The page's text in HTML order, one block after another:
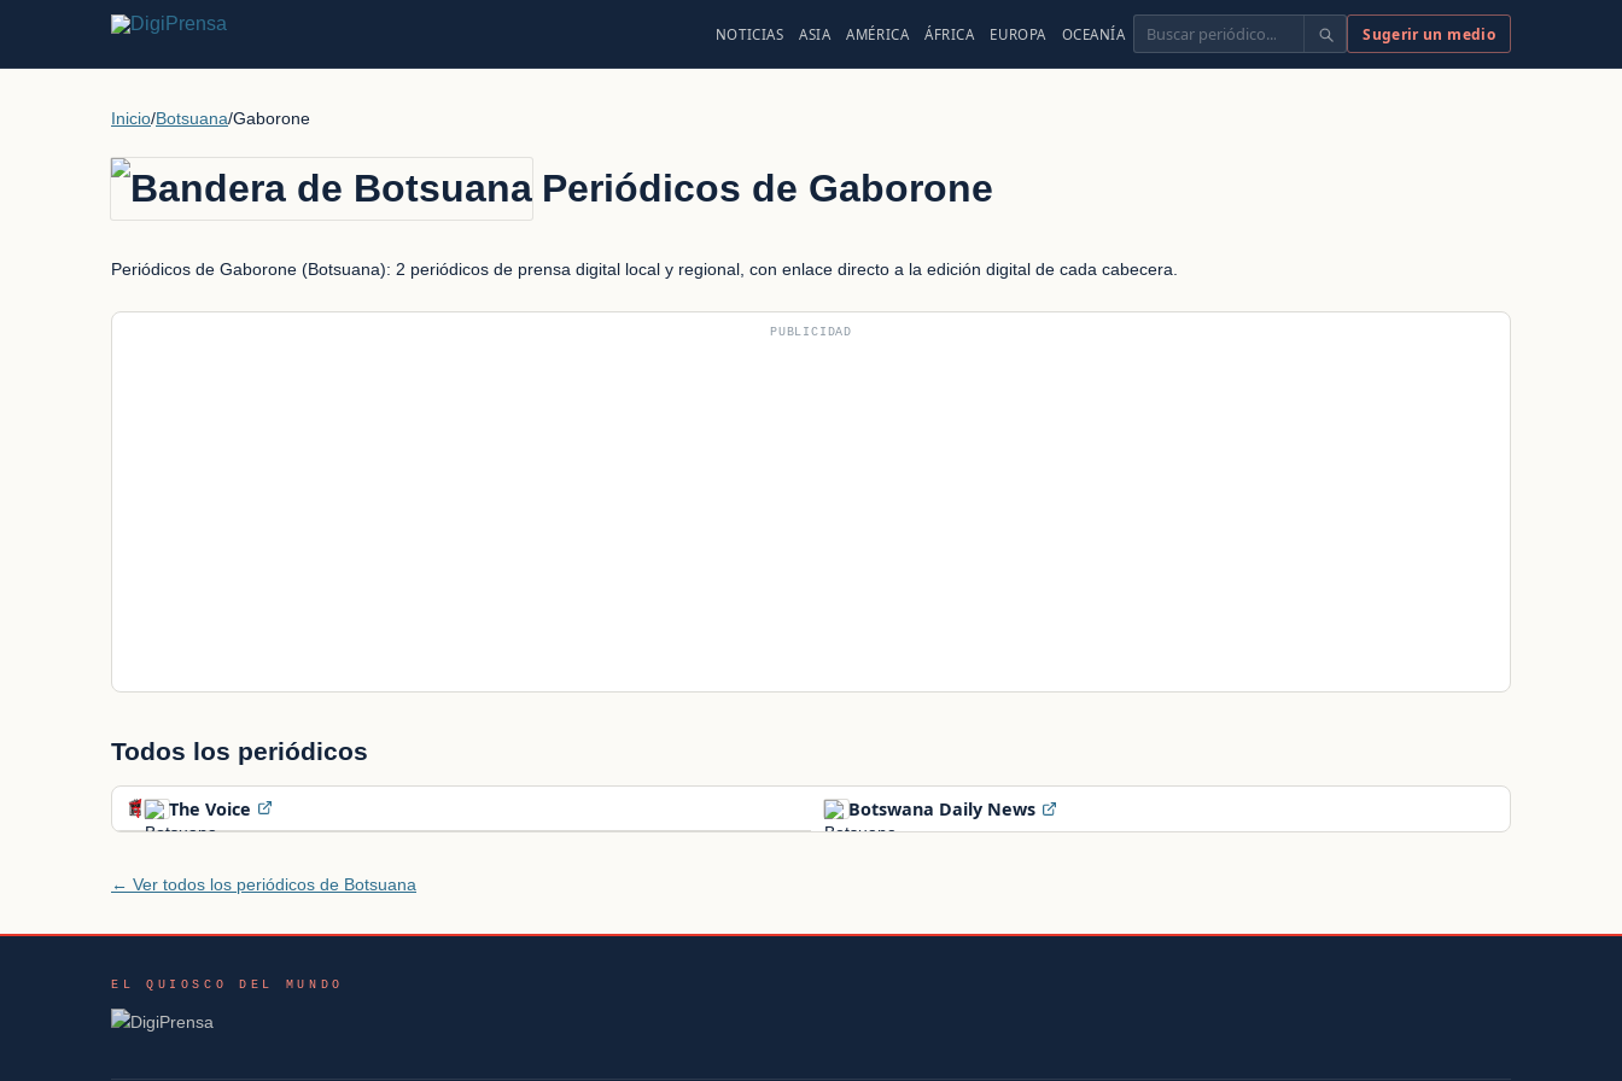
NOTICIAS ASIA AMÉRICA ÁFRICA EUROPA OCEANÍA Buscar Sugerir un medio
Inicio/Botsuana/Gaborone
Periódicos de Gaborone
Periódicos de Gaborone (Botsuana): 2 periódicos de prensa digital local y regional, con enlace directo a la edición digital de cada cabecera.
PUBLICIDAD
Todos los periódicos
The Voice Botswana Daily News
← Ver todos los periódicos de Botsuana
EL QUIOSCO DEL MUNDO